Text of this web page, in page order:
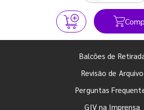
Balcões de
Revisão de Arquivo
Perguntas
GIV na Imprensa